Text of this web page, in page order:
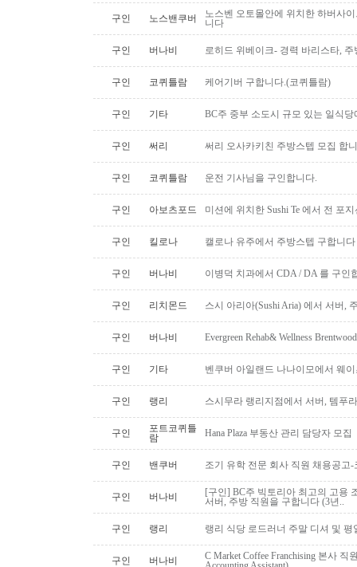
구인 노스밴쿠버
노스벤 오토몰안에 위치한 하버사
니다
구인 버나비 로히드 위베이크- 경력 바리스타, 주
구인 코퀴틀람 케어기버 구합니다.(코퀴틀람)
구인 기타 BC주 중부 소도시 규모 있는 일식
구인 써리 써리 오사카키친 주방스텝 모집 합
구인 코퀴틀람 운전 기사님을 구인합니다.
구인 아보츠포드 미션에 위치한 Sushi Te 에서 전 포
구인 킬로나 캘로나 유주에서 주방스텝 구합니다
구인 버나비 이병덕 치과에서 CDA / DA 를 구인
구인 리치몬드 스시 아리아(Sushi Aria) 에서 서버,
구인 버나비 Evergreen Rehab& Wellness
구인 기타 벤쿠버 아일랜드 나나이모에서 웨
구인 랭리 스시무라 랭리지점에서 서버, 템푸
구인
포트코퀴틀
람
Hana Plaza 부동산 관리 담당자 모집
구인 밴쿠버 조기 유학 전문 회사 직원 채용공고
구인 버나비
[구인] BC주 빅토리아 최고의 고용
서버, 주방 직원을 구합니다 (3년..
구인 랭리 랭리 식당 로드러너 주말 디셔 및
구인 버나비
C Market Coffee Franchising 본사 직